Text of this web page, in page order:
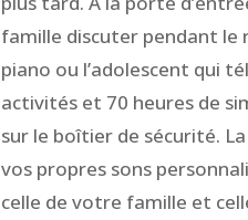
famille discuter pendant le
piano ou l’adolescent qui
activités et 70 heures de
sur le boîtier de sécurité.
vos propres sons
celle de votre famille et